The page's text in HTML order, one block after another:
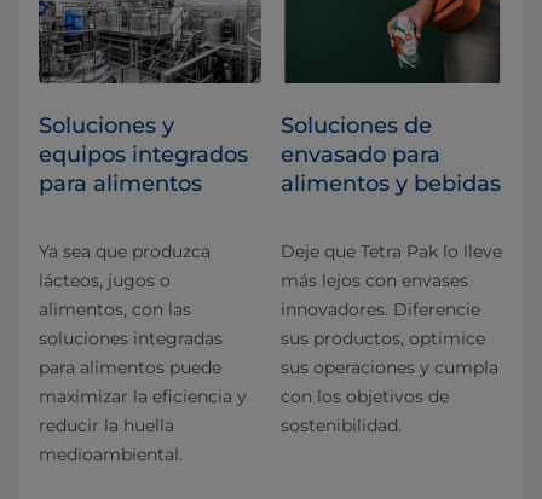
Soluciones y
equipos integrados
para alimentos
Ya sea que produzca
lácteos, jugos o
alimentos, con las
soluciones integradas
para alimentos puede
maximizar la eficiencia y
reducir la huella
medioambiental.
Soluciones de
envasado para
alimentos y bebidas
Deje que Tetra Pak lo lleve
más lejos con envases
innovadores. Diferencie
sus productos, optimice
sus operaciones y cumpla
con los objetivos de
sostenibilidad.